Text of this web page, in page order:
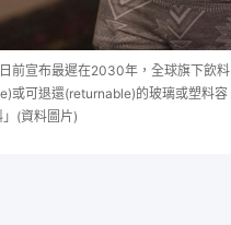
前宣布最遲在2030年，全球旗下飲料
或可退還(returnable)的玻璃或塑料容
(資料圖片)